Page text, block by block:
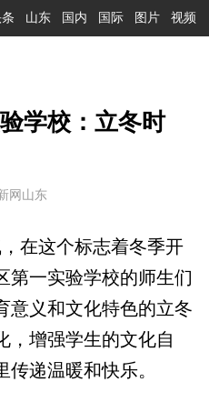
山东 国内 国际 图片 视频
学校：立冬时
网山东
在这个标志着冬季开
第一实验学校的师生们
意义和文化特色的立冬
，增强学生的文化自
递温暖和快乐。